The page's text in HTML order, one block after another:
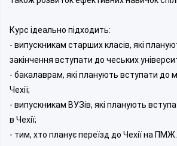
Курс ідеально підходить:
- випускникам старших класів, які
закінчення вступати до чеських
- бакалаврам, які планують вступати до
Чехії;
- випускникам ВУЗів, які планують
в Чехії;
- тим, хто планує переїзд до Чехії на ПМЖ.